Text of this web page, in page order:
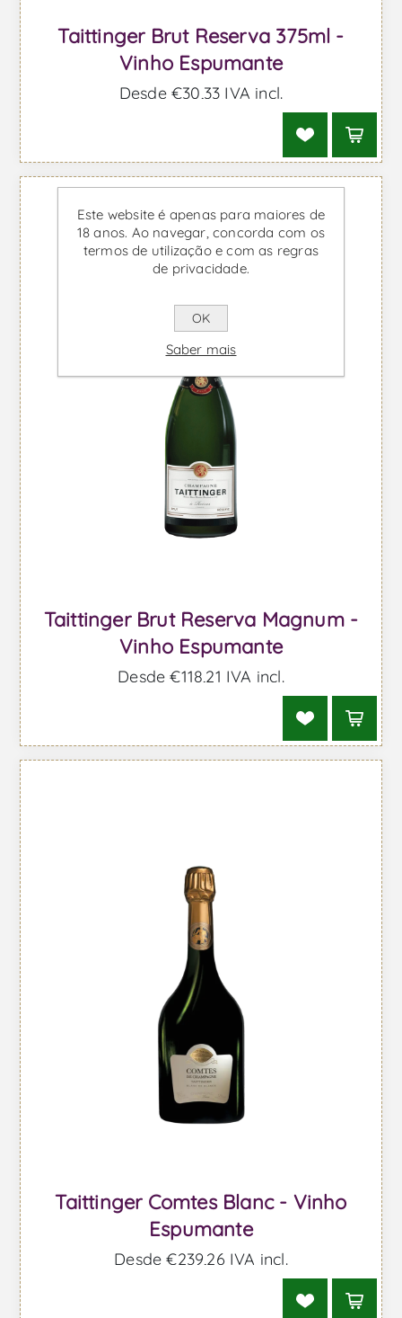
Taittinger Brut Reserva 375ml -
Vinho Espumante
Desde €30,33 IVA incl.
Taittinger Brut Reserva Magnum -
Vinho Espumante
Desde €118,21 IVA incl.
Taittinger Comtes Blanc - Vinho
Espumante
Desde €239,26 IVA incl.
Este website é apenas para maiores de
18 anos. Ao navegar, concorda com os
termos de utilização e com as regras
de privacidade.
OK
Saber mais